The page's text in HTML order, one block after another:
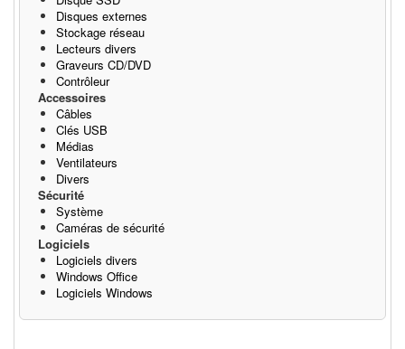
Disques externes
Stockage réseau
Lecteurs divers
Graveurs CD/DVD
Contrôleur
Accessoires
Câbles
Clés USB
Médias
Ventilateurs
Divers
Sécurité
Système
Caméras de sécurité
Logiciels
Logiciels divers
Windows Office
Logiciels Windows